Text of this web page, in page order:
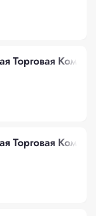
Торговая
Торговая